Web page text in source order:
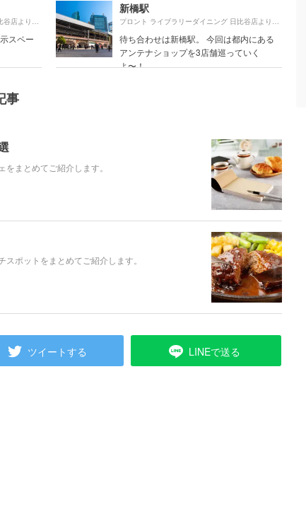
プロント ライブラリーダイニング 日比谷店より約 710m（徒歩12分）
スペー
新橋駅
プロント ライブラリーダイニング 日比谷店より約
待ち合わせは新橋駅。 今回は都内にある
アンテナショップを3店舗巡っていく
よ〜！
事
まとめてご紹介します。
ポットをまとめてご紹介します。
ツイートする LINEで送る